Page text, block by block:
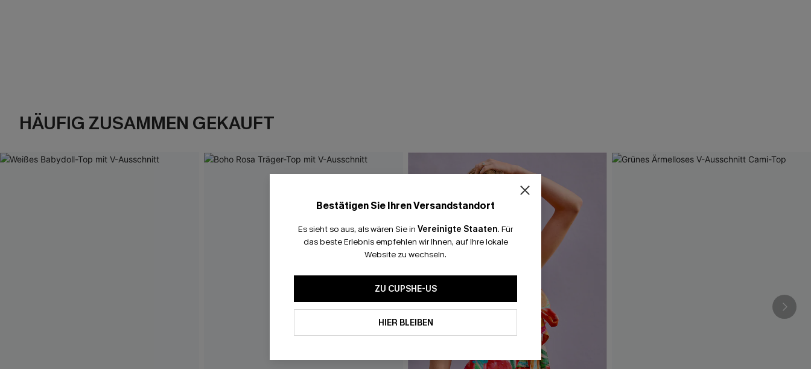
HÄUFIG ZUSAMMEN GEKAUFT
Bestätigen Sie Ihren Versandstandort
Es sieht so aus, als wären Sie in Vereinigte Staaten. Für
das beste Erlebnis empfehlen wir Ihnen, auf Ihre lokale
Website zu wechseln.
ZU CUPSHE-US
HIER BLEIBEN